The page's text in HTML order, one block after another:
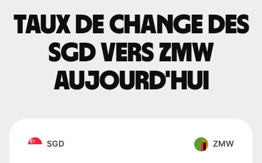
Taux de change des
SGD vers ZMW
aujourd'hui
SGD ZMW